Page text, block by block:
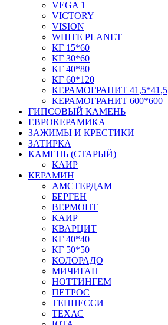
VEGA 1
VICTORY
VISION
WHITE PLANET
КГ 15*60
КГ 30*60
КГ 40*80
КГ 60*120
КЕРАМОГРАНИТ 41,5*41,5
КЕРАМОГРАНИТ 600*600
ГИПСОВЫЙ КАМЕНЬ
ЕВРОКЕРАМИКА
ЗАЖИМЫ И КРЕСТИКИ
ЗАТИРКА
КАМЕНЬ (СТАРЫЙ)
КАИР
КЕРАМИН
АМСТЕРДАМ
БЕРГЕН
ВЕРМОНТ
КАИР
КВАРЦИТ
КГ 40*40
КГ 50*50
КОЛОРАДО
МИЧИГАН
НОТТИНГЕМ
ПЕТРОС
ТЕННЕССИ
ТЕХАС